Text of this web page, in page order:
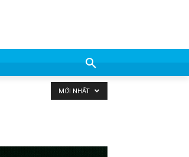
MỚI NHẤT